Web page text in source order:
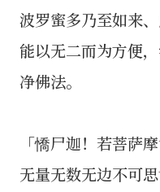
波罗蜜多乃至如来
能以无二而为方便
净佛法。
「憍尸迦！若菩萨
无量无数无边不可